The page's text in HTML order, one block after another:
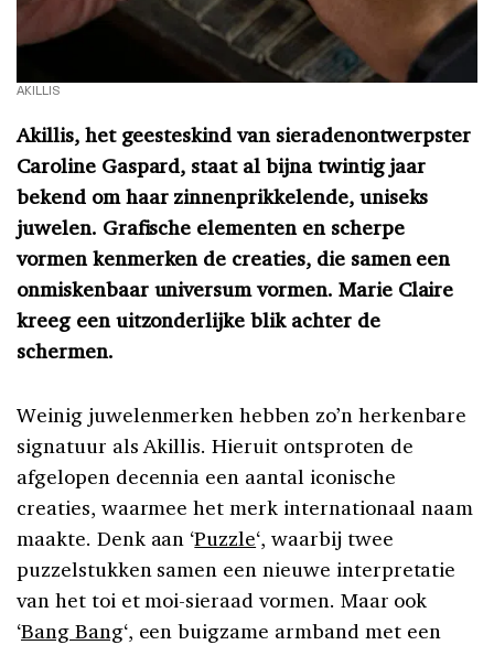
AKILLIS
Akillis, het geesteskind van sieradenontwerpster
Caroline Gaspard, staat al bijna twintig jaar
bekend om haar zinnenprikkelende, uniseks
juwelen. Grafische elementen en scherpe
vormen kenmerken de creaties, die samen een
onmiskenbaar universum vormen. Marie Claire
kreeg een uitzonderlijke blik achter de
schermen.
Weinig juwelenmerken hebben zo’n herkenbare
signatuur als Akillis. Hieruit ontsproten de
afgelopen decennia een aantal iconische
creaties, waarmee het merk internationaal naam
maakte. Denk aan ‘Puzzle‘, waarbij twee
puzzelstukken samen een nieuwe interpretatie
van het toi et moi-sieraad vormen. Maar ook
‘Bang Bang‘, een buigzame armband met een